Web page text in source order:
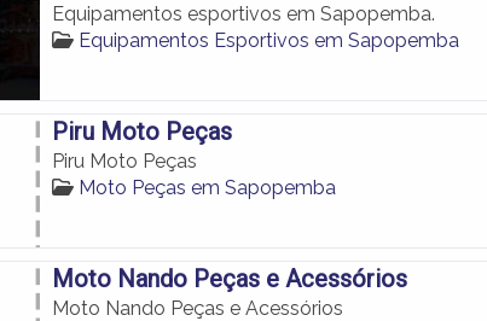
Equipamentos esportivos em Sapopemba.
Equipamentos Esportivos em Sapopemba
Piru Moto Peças
Piru Moto Peças
Moto Peças em Sapopemba
Moto Nando Peças e Acessórios
Moto Nando Peças e Acessórios